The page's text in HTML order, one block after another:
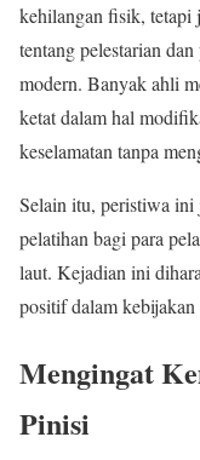
kehilangan fisik, tetapi
tentang pelestarian
modern. Banyak ahli
ketat dalam hal
keselamatan tanpa
Selain itu, peristiwa ini
pelatihan bagi para
laut. Kejadian ini
positif dalam
Mengingat
Pinisi